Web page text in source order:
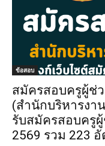
ข้อสอบ
สมัครสอบครูผู้ช่
(สำนักบริหารงา
รับสมัครสอบครู
2569 รวม 223 อั